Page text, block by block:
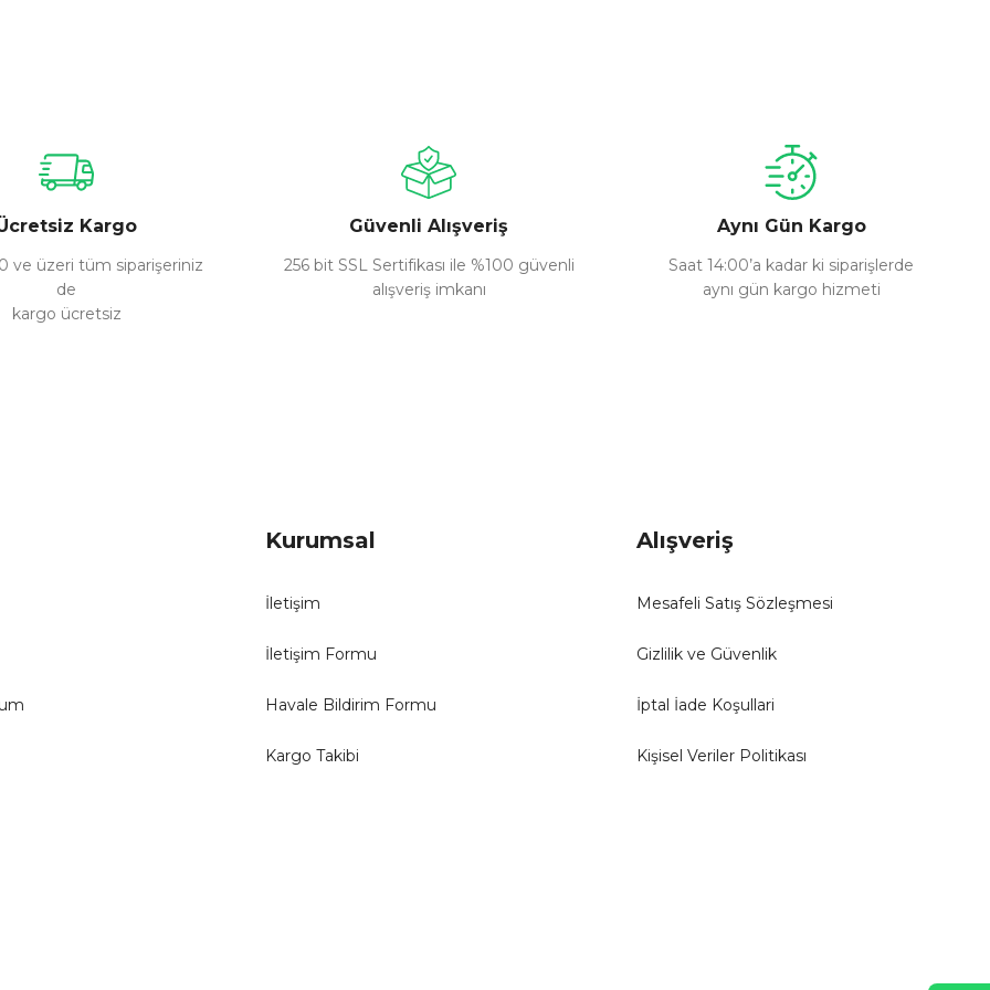
Kargo
ve üzeri tüm siparişeriniz
de
kargo ücretsiz
Güvenli Alışveriş
256 bit SSL Sertifikası ile %100 güvenli
alışveriş imkanı
Aynı Gün Kargo
Saat 14:00’a kadar ki siparişlerde
aynı gün kargo hizmeti
Kurumsal
İletişim
İletişim Formu
Havale Bildirim Formu
Kargo Takibi
Alışveriş
Mesafeli Satış Sözleşmesi
Gizlilik ve Güvenlik
İptal İade Koşullari
Kişisel Veriler Politikası